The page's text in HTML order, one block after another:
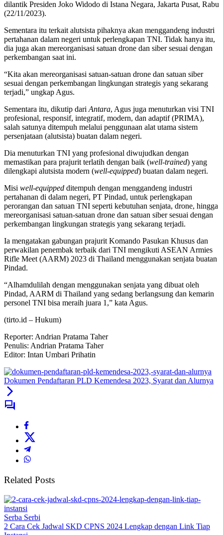
dilantik Presiden Joko Widodo di Istana Negara, Jakarta Pusat, Rabu
(22/11/2023).
Sementara itu terkait alutsista pihaknya akan menggandeng industri
pertahanan dalam negeri untuk perlengkapan TNI. Tidak hanya itu,
dia juga akan mereorganisasi satuan drone dan siber sesuai dengan
perkembangan saat ini.
“Kita akan mereorganisasi satuan-satuan drone dan satuan siber
sesuai dengan perkembangan lingkungan strategis yang sekarang
terjadi,” ungkap Agus.
Sementara itu, dikutip dari Antara, Agus juga menuturkan visi TNI
profesional, responsif, integratif, modern, dan adaptif (PRIMA),
salah satunya ditempuh melalui penggunaan alat utama sistem
persenjataan (alutsista) buatan dalam negeri.
Dia menuturkan TNI yang profesional diwujudkan dengan
memastikan para prajurit terlatih dengan baik (well-trained) yang
dilengkapi alutsista modern (well-equipped) buatan dalam negeri.
Misi well-equipped ditempuh dengan menggandeng industri
pertahanan di dalam negeri, PT Pindad, untuk perlengkapan
perorangan dan satuan TNI seperti kebutuhan senjata, drone, hingga
mereorganisasi satuan-satuan drone dan satuan siber sesuai dengan
perkembangan lingkungan strategis yang sekarang terjadi.
Ia mengatakan gabungan prajurit Komando Pasukan Khusus dan
perwakilan penembak terbaik dari TNI mengikuti ASEAN Armies
Rifle Meet (AARM) 2023 di Thailand menggunakan senjata buatan
Pindad.
“Alhamdulilah dengan menggunakan senjata yang dibuat oleh
Pindad, AARM di Thailand yang sedang berlangsung dan kemarin
personel TNI bisa meraih juara 1,” kata Agus.
(tirto.id – Hukum)
Reporter: Andrian Pratama Taher
Penulis: Andrian Pratama Taher
Editor: Intan Umbari Prihatin
Dokumen Pendaftaran PLD Kemendesa 2023, Syarat dan Alurnya
Related Posts
Serba Serbi
2 Cara Cek Jadwal SKD CPNS 2024 Lengkap dengan Link Tiap